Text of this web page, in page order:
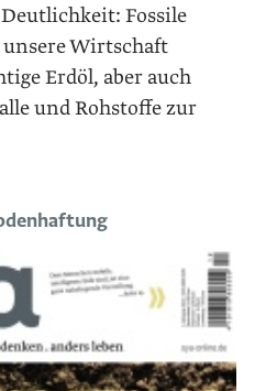
Fossile
Wirtschaft
Erdöl, aber auch
und Rohstoffe zur